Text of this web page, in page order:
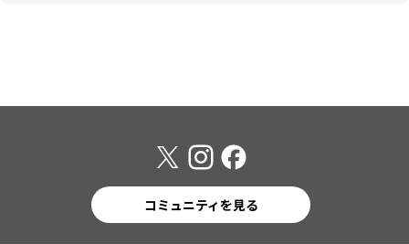
コミュニティを見る